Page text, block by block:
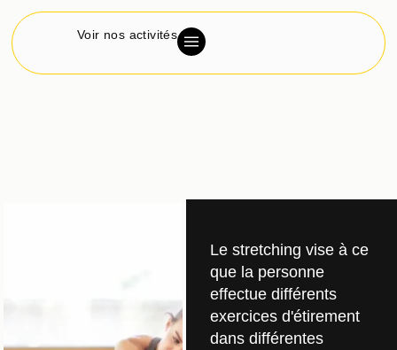
Voir nos activités
Le stretching vise à ce
que la personne
effectue différents
exercices d'étirement
dans différentes